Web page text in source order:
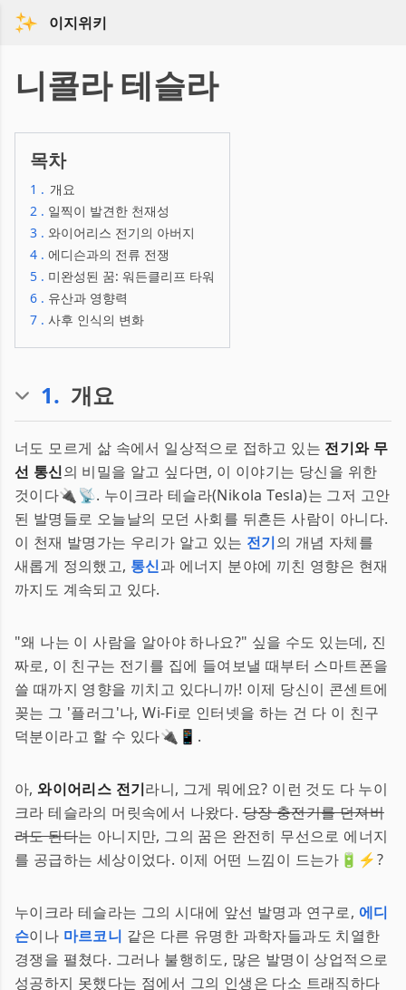
이지위키
니콜라 테슬라
목차
1 . 개요
2 . 일찍이 발견한 천재성
3 . 와이어리스 전기의 아버지
4 . 에디슨과의 전류 전쟁
5 . 미완성된 꿈: 워든클리프 타워
6 . 유산과 영향력
7 . 사후 인식의 변화
1. 개요
너도 모르게 삶 속에서 일상적으로 접하고 있는 전기와 무
선 통신의 비밀을 알고 싶다면, 이 이야기는 당신을 위한
것이다🔌📡. 누이크라 테슬라(Nikola Tesla)는 그저 고안
된 발명들로 오늘날의 모던 사회를 뒤흔든 사람이 아니다.
이 천재 발명가는 우리가 알고 있는 전기의 개념 자체를
새롭게 정의했고, 통신과 에너지 분야에 끼친 영향은 현재
까지도 계속되고 있다.
"왜 나는 이 사람을 알아야 하나요?" 싶을 수도 있는데, 진
짜로, 이 친구는 전기를 집에 들여보낼 때부터 스마트폰을
쓸 때까지 영향을 끼치고 있다니까! 이제 당신이 콘센트에
꽂는 그 '플러그'나, Wi-Fi로 인터넷을 하는 건 다 이 친구
덕분이라고 할 수 있다🔌📱.
아,와이어리스 전기라니, 그게 뭐에요? 이런 것도 다 누이
크라 테슬라의 머릿속에서 나왔다.당장 충전기를 던져버
려도 된다는 아니지만, 그의 꿈은 완전히 무선으로 에너지
를 공급하는 세상이었다. 이제 어떤 느낌이 드는가🔋⚡?
누이크라 테슬라는 그의 시대에 앞선 발명과 연구로, 에디
슨이나 마르코니 같은 다른 유명한 과학자들과도 치열한
경쟁을 펼쳤다. 그러나 불행히도, 많은 발명이 상업적으로
성공하지 못했다는 점에서 그의 인생은 다소 트래직하다